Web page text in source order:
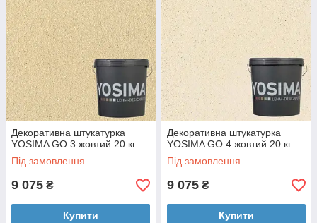
Декоративна штукатурка
YOSIMA GO 3 жовтий 20 кг
Під замовлення
9 075 ₴
Купити
Декоративна штукатурка
YOSIMA GO 4 жовтий 20 кг
Під замовлення
9 075 ₴
Купити